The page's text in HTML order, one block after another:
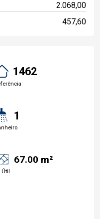
2.068,00
457,60
1462
1
67.00 m²
Útil